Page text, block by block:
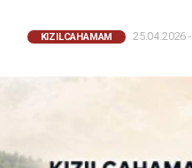
KIZILCAHAMAM 25.04.2026